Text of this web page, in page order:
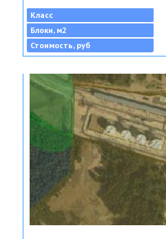
Класс
Блоки, м2
Стоимость, руб